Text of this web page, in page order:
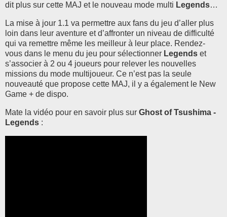
dit plus sur cette MAJ et le nouveau mode multi Legends…
La mise à jour 1.1 va permettre aux fans du jeu d’aller plus
loin dans leur aventure et d’affronter un niveau de difficulté
qui va remettre même les meilleur à leur place. Rendez-
vous dans le menu du jeu pour sélectionner Legends et
s’associer à 2 ou 4 joueurs pour relever les nouvelles
missions du mode multijoueur. Ce n’est pas la seule
nouveauté que propose cette MAJ, il y a également le New
Game + de dispo.
Mate la vidéo pour en savoir plus sur Ghost of Tsushima -
Legends :